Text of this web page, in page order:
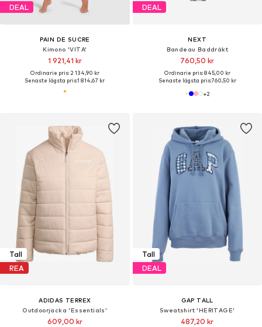
DEAL
PAIN DE SUCRE
Kimono 'VITA'
1 921,41 kr
Ordinarie pris: 2 134,90 kr
Senaste lägsta pris:1 814,67 kr
DEAL
NEXT
Bandeau Baddräkt
760,50 kr
Ordinarie pris: 845,00 kr
Senaste lägsta pris:760,50 kr
+2
Tall
REA
ADIDAS TERREX
Outdoorjacka 'Essentials'
609,00 kr
Tall
DEAL
GAP TALL
Sweatshirt 'HERITAGE'
487,20 kr